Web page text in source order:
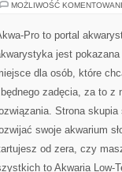
MOŻLIWOŚĆ
Pro to portal
jest
dla osób, które
zadęcia, za to z
Strona
swoje akwarium
od zera, czy
to Akwaria Low-